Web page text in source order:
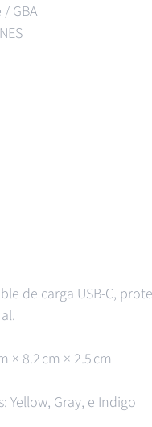
GBA
de carga USB-C,
× 8.2 cm × 2.5 cm
Yellow, Gray, e Indigo